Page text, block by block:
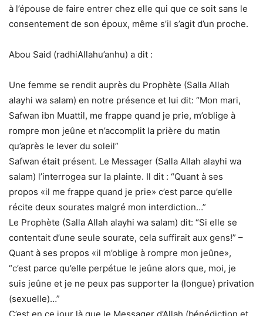
à l’épouse de faire entrer chez elle qui que ce soit sans le
consentement de son époux, même s’il s’agit d’un proche.
Abou Said (radhiAllahu’anhu) a dit :
Une femme se rendit auprès du Prophète (Salla Allah
alayhi wa salam) en notre présence et lui dit: “Mon mari,
Safwan ibn Muattil, me frappe quand je prie, m’oblige à
rompre mon jeûne et n’accomplit la prière du matin
qu’après le lever du soleil”
Safwan était présent. Le Messager (Salla Allah alayhi wa
salam) l’interrogea sur la plainte. Il dit : “Quant à ses
propos «il me frappe quand je prie» c’est parce qu’elle
récite deux sourates malgré mon interdiction…”
Le Prophète (Salla Allah alayhi wa salam) dit: “Si elle se
contentait d’une seule sourate, cela suffirait aux gens!” –
Quant à ses propos «il m’oblige à rompre mon jeûne»,
“c’est parce qu’elle perpétue le jeûne alors que, moi, je
suis jeûne et je ne peux pas supporter la (longue) privation
(sexuelle)…”